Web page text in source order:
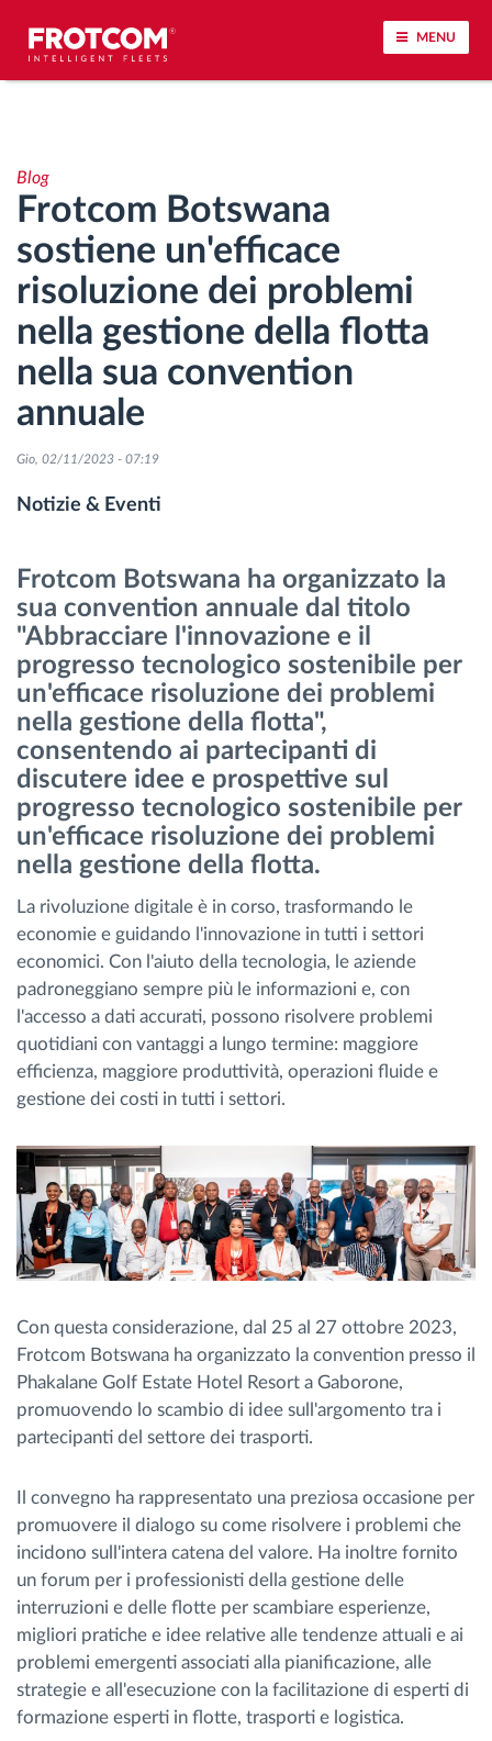
MENU
Analisi dello stile di guida
Monitoraggio dei tempi di guida
Gestione delle forza lavoro
Download remoto del cronotachigrafo
Controllo accessi
Gestione carburante
Pianificazione dei percorsi e monitoraggio
Identificazione automatica del conducente
Scopri tutte le caratteristiche
Come risolviamo tutte le attività della flotta
Scopri quanto risparmi
Blog
Frotcom Botswana
sostiene un'efficace
risoluzione dei problemi
nella gestione della flotta
nella sua convention
annuale
Gio, 02/11/2023 - 07:19
Notizie & Eventi
Frotcom Botswana ha organizzato la
sua convention annuale dal titolo
"Abbracciare l'innovazione e il
progresso tecnologico sostenibile per
un'efficace risoluzione dei problemi
nella gestione della flotta",
consentendo ai partecipanti di
discutere idee e prospettive sul
progresso tecnologico sostenibile per
un'efficace risoluzione dei problemi
nella gestione della flotta.
La rivoluzione digitale è in corso, trasformando le
economie e guidando l'innovazione in tutti i settori
economici. Con l'aiuto della tecnologia, le aziende
padroneggiano sempre più le informazioni e, con
l'accesso a dati accurati, possono risolvere problemi
quotidiani con vantaggi a lungo termine: maggiore
efficienza, maggiore produttività, operazioni fluide e
gestione dei costi in tutti i settori.
Con questa considerazione, dal 25 al 27 ottobre 2023,
Frotcom Botswana ha organizzato la convention presso il
Phakalane Golf Estate Hotel Resort a Gaborone,
promuovendo lo scambio di idee sull'argomento tra i
partecipanti del settore dei trasporti.
Il convegno ha rappresentato una preziosa occasione per
promuovere il dialogo su come risolvere i problemi che
incidono sull'intera catena del valore. Ha inoltre fornito
un forum per i professionisti della gestione delle
interruzioni e delle flotte per scambiare esperienze,
migliori pratiche e idee relative alle tendenze attuali e ai
problemi emergenti associati alla pianificazione, alle
strategie e all'esecuzione con la facilitazione di esperti di
formazione esperti in flotte, trasporti e logistica.